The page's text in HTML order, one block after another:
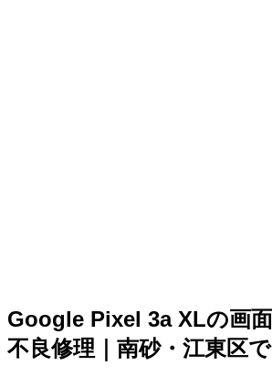
Google Pixel 3a XLの画
不良修理｜南砂・江東区で